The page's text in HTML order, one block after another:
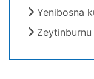
Yenibosna